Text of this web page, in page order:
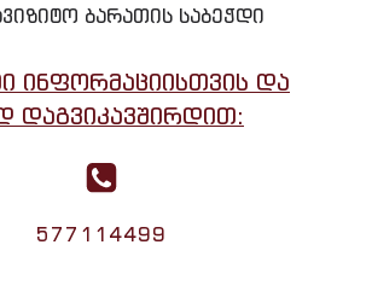
ბარათის საბეჭდი
ინფორმაციისთვის და
დაგვიკავშირდით:
577114499